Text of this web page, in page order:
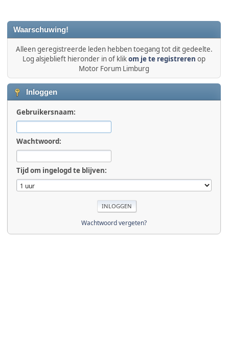
Waarschuwing!
Alleen geregistreerde leden hebben toegang tot dit gedeelte.
Log alsjeblieft hieronder in of klikom je te registreren op
Motor Forum Limburg
Inloggen
Gebruikersnaam:
Wachtwoord:
Tijd om ingelogd te blijven:
Wachtwoord vergeten?